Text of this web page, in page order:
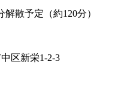
散予定（約120分）
区新栄1-2-3